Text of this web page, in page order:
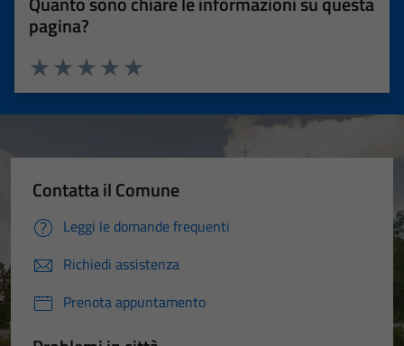
pagina?
Valuta 5 stelle su 5
Valuta 4 stelle su 5
Valuta 3 stelle su 5
Valuta 2 stelle su 5
Valuta 1 stelle su 5
Contatta il Comune
Leggi le domande frequenti
Richiedi assistenza
Prenota appuntamento